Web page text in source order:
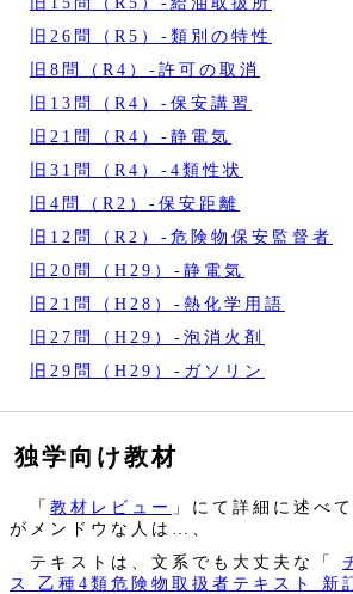
旧26問（R5）‐類別の特性
旧8問（R4）‐許可の取消
旧13問（R4）‐保安講習
旧21問（R4）‐静電気
旧31問（R4）‐4類性状
旧4問（R2）‐保安距離
旧12問（R2）‐危険物保安監督者
旧20問（H29）‐静電気
旧21問（H28）‐熱化学用語
旧27問（H29）‐泡消火剤
旧29問（H29）‐ガソリン
独学向け教材
「 教材レビュー 」にて詳細に述べ
がメンドウな人は…、
テキストは、文系でも大丈夫な「
ス 乙種4類危険物取扱者テキスト 新